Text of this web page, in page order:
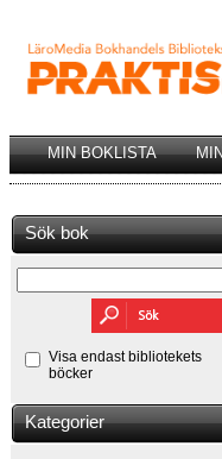
MIN BOKLISTA
Sök bok
Visa endast bibliotekets
böcker
Kategorier